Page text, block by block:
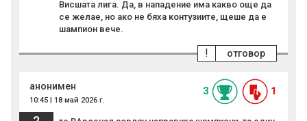
Висшата лига. Да, в нападение има какво още да
се желае, но ако не бяха контузиите, щеше да е
шампион вече.
отговор
!
анонимен
10:45 | 18 май 2026 г.
3 1